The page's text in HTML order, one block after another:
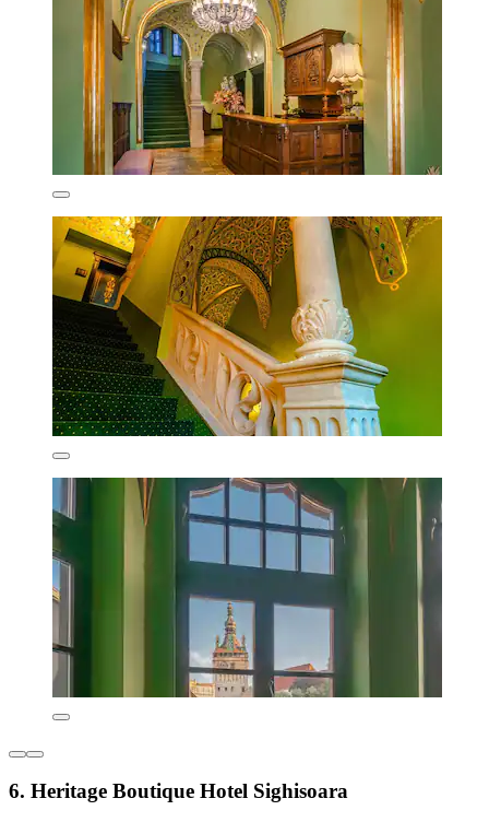
6. Heritage Boutique Hotel Sighisoara